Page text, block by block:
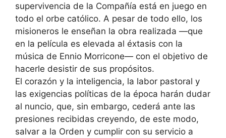
supervivencia de la Compañía está en juego en
todo el orbe católico. A pesar de todo ello, los
misioneros le enseñan la obra realizada —que
en la película es elevada al éxtasis con la
música de Ennio Morricone— con el objetivo de
hacerle desistir de sus propósitos.
El corazón y la inteligencia, la labor pastoral y
las exigencias políticas de la época harán dudar
al nuncio, que, sin embargo, cederá ante las
presiones recibidas creyendo, de este modo,
salvar a la Orden y cumplir con su servicio a